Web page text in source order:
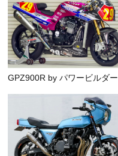
GPZ900R by パワービルダー